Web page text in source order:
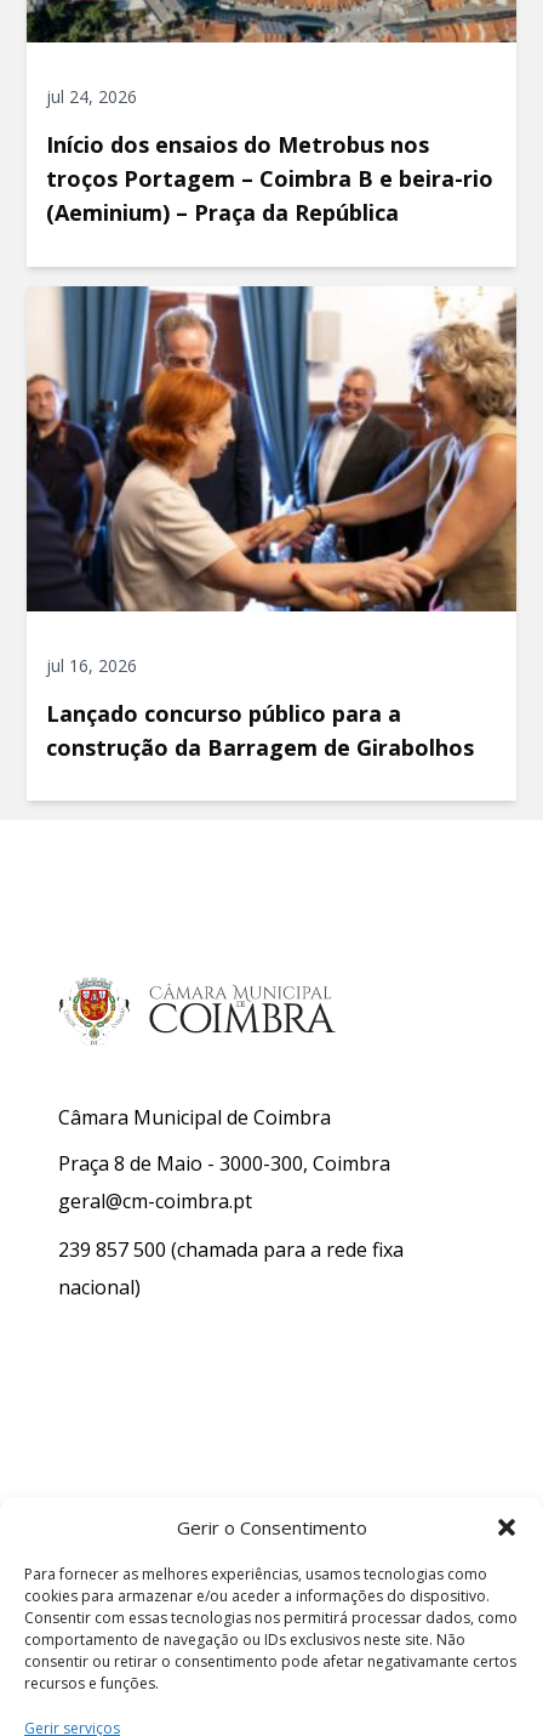
Gerir o Consentimento
Para fornecer as melhores experiências, usamos tecnologias como
cookies para armazenar e/ou aceder a informações do dispositivo.
Consentir com essas tecnologias nos permitirá processar dados, como
comportamento de navegação ou IDs exclusivos neste site. Não
consentir ou retirar o consentimento pode afetar negativamante certos
recursos e funções.
Gerir serviços
jul 24, 2026
Início dos ensaios do Metrobus nos
troços Portagem – Coimbra B e beira-rio
(Aeminium) – Praça da República
jul 16, 2026
Lançado concurso público para a
construção da Barragem de Girabolhos
Câmara Municipal de Coimbra
Praça 8 de Maio - 3000-300, Coimbra
geral@cm-coimbra.pt
239 857 500 (chamada para a rede fixa
nacional)
Termos e Condições